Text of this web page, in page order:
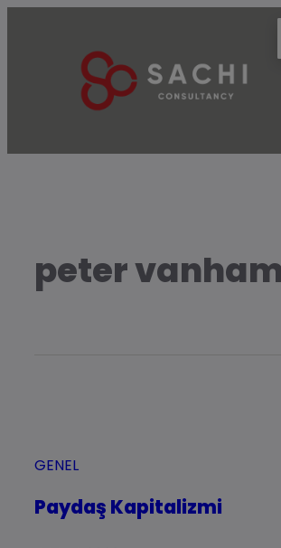
peter
GENEL
Paydaş Kapitalizmi
modal-